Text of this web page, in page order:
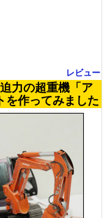
レビュー
力の超重機「ア
を作ってみました